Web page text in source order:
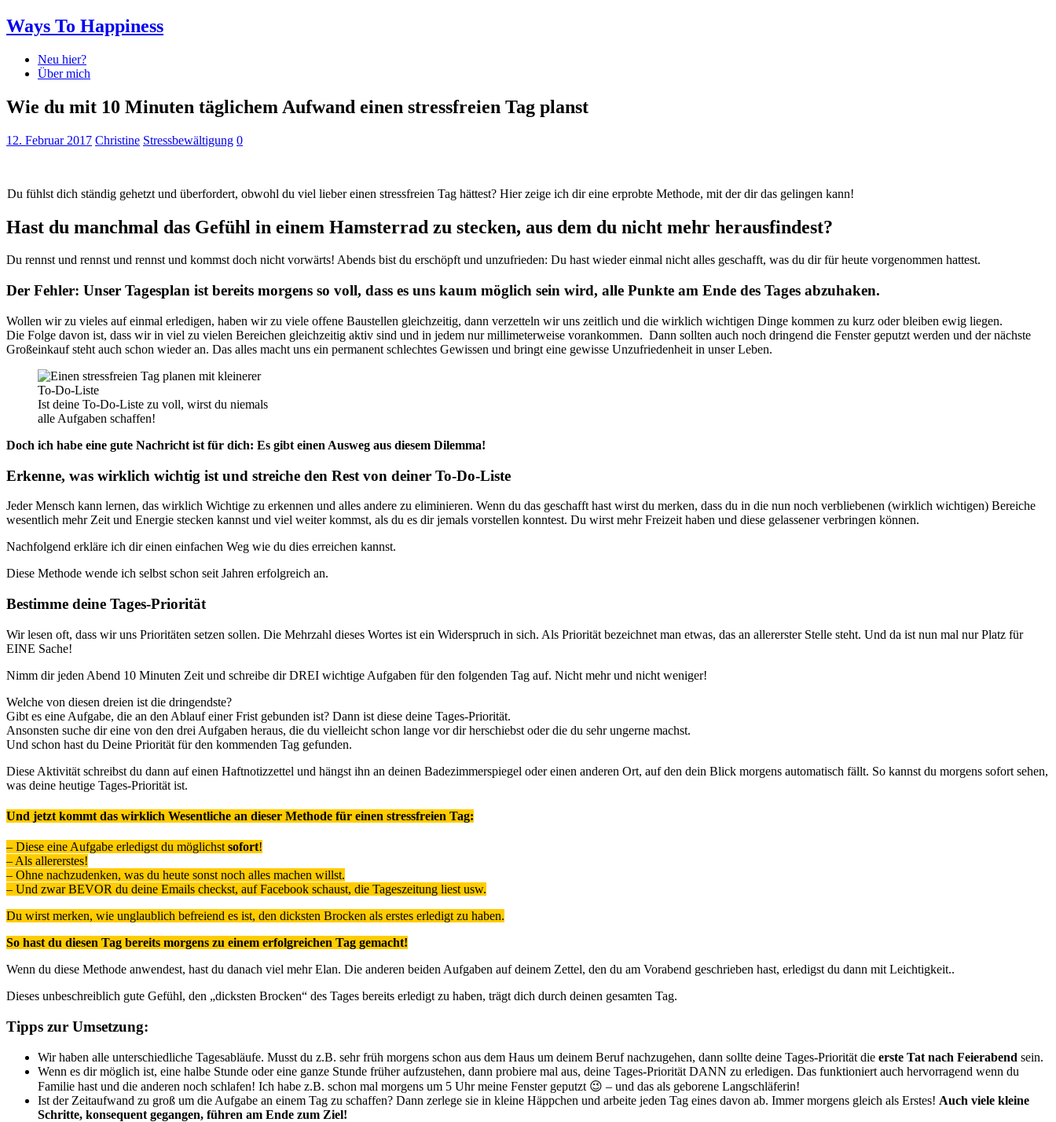
Ways To Happiness
Neu hier?
Über mich
Wie du mit 10 Minuten täglichem Aufwand einen stressfreien Tag planst
12. Februar 2017 Christine Stressbewältigung 0
Du fühlst dich ständig gehetzt und überfordert, obwohl du viel lieber einen stressfreien Tag hättest? Hier zeige ich dir eine erprobte Methode, mit der dir das gelingen kann!
Hast du manchmal das Gefühl in einem Hamsterrad zu stecken, aus dem du nicht mehr herausfindest?
Du rennst und rennst und rennst und kommst doch nicht vorwärts! Abends bist du erschöpft und unzufrieden: Du hast wieder einmal nicht alles geschafft, was du dir für heute vorgenommen hattest.
Der Fehler: Unser Tagesplan ist bereits morgens so voll, dass es uns kaum möglich sein wird, alle Punkte am Ende des Tages abzuhaken.
Wollen wir zu vieles auf einmal erledigen, haben wir zu viele offene Baustellen gleichzeitig, dann verzetteln wir uns zeitlich und die wirklich wichtigen Dinge kommen zu kurz oder bleiben ewig liegen.
Die Folge davon ist, dass wir in viel zu vielen Bereichen gleichzeitig aktiv sind und in jedem nur millimeterweise vorankommen. Dann sollten auch noch dringend die Fenster geputzt werden und der nächste
Großeinkauf steht auch schon wieder an. Das alles macht uns ein permanent schlechtes Gewissen und bringt eine gewisse Unzufriedenheit in unser Leben.
Ist deine To-Do-Liste zu voll, wirst du niemals
alle Aufgaben schaffen!
Doch ich habe eine gute Nachricht ist für dich: Es gibt einen Ausweg aus diesem Dilemma!
Erkenne, was wirklich wichtig ist und streiche den Rest von deiner To-Do-Liste
Jeder Mensch kann lernen, das wirklich Wichtige zu erkennen und alles andere zu eliminieren. Wenn du das geschafft hast wirst du merken, dass du in die nun noch verbliebenen (wirklich wichtigen) Bereiche
wesentlich mehr Zeit und Energie stecken kannst und viel weiter kommst, als du es dir jemals vorstellen konntest. Du wirst mehr Freizeit haben und diese gelassener verbringen können.
Nachfolgend erkläre ich dir einen einfachen Weg wie du dies erreichen kannst.
Diese Methode wende ich selbst schon seit Jahren erfolgreich an.
Bestimme deine Tages-Priorität
Wir lesen oft, dass wir uns Prioritäten setzen sollen. Die Mehrzahl dieses Wortes ist ein Widerspruch in sich. Als Priorität bezeichnet man etwas, das an allererster Stelle steht. Und da ist nun mal nur Platz für
EINE Sache!
Nimm dir jeden Abend 10 Minuten Zeit und schreibe dir DREI wichtige Aufgaben für den folgenden Tag auf. Nicht mehr und nicht weniger!
Welche von diesen dreien ist die dringendste?
Gibt es eine Aufgabe, die an den Ablauf einer Frist gebunden ist? Dann ist diese deine Tages-Priorität.
Ansonsten suche dir eine von den drei Aufgaben heraus, die du vielleicht schon lange vor dir herschiebst oder die du sehr ungerne machst.
Und schon hast du Deine Priorität für den kommenden Tag gefunden.
Diese Aktivität schreibst du dann auf einen Haftnotizzettel und hängst ihn an deinen Badezimmerspiegel oder einen anderen Ort, auf den dein Blick morgens automatisch fällt. So kannst du morgens sofort sehen,
was deine heutige Tages-Priorität ist.
Und jetzt kommt das wirklich Wesentliche an dieser Methode für einen stressfreien Tag:
– Diese eine Aufgabe erledigst du möglichst sofort!
– Als allererstes!
– Ohne nachzudenken, was du heute sonst noch alles machen willst.
– Und zwar BEVOR du deine Emails checkst, auf Facebook schaust, die Tageszeitung liest usw.
Du wirst merken, wie unglaublich befreiend es ist, den dicksten Brocken als erstes erledigt zu haben.
So hast du diesen Tag bereits morgens zu einem erfolgreichen Tag gemacht!
Wenn du diese Methode anwendest, hast du danach viel mehr Elan. Die anderen beiden Aufgaben auf deinem Zettel, den du am Vorabend geschrieben hast, erledigst du dann mit Leichtigkeit..
Dieses unbeschreiblich gute Gefühl, den „dicksten Brocken“ des Tages bereits erledigt zu haben, trägt dich durch deinen gesamten Tag.
Tipps zur Umsetzung:
Wir haben alle unterschiedliche Tagesabläufe. Musst du z.B. sehr früh morgens schon aus dem Haus um deinem Beruf nachzugehen, dann sollte deine Tages-Priorität die erste Tat nach Feierabend sein.
Wenn es dir möglich ist, eine halbe Stunde oder eine ganze Stunde früher aufzustehen, dann probiere mal aus, deine Tages-Priorität DANN zu erledigen. Das funktioniert auch hervorragend wenn du
Familie hast und die anderen noch schlafen! Ich habe z.B. schon mal morgens um 5 Uhr meine Fenster geputzt 😉 – und das als geborene Langschläferin!
Ist der Zeitaufwand zu groß um die Aufgabe an einem Tag zu schaffen? Dann zerlege sie in kleine Häppchen und arbeite jeden Tag eines davon ab. Immer morgens gleich als Erstes! Auch viele kleine
Schritte, konsequent gegangen, führen am Ende zum Ziel!